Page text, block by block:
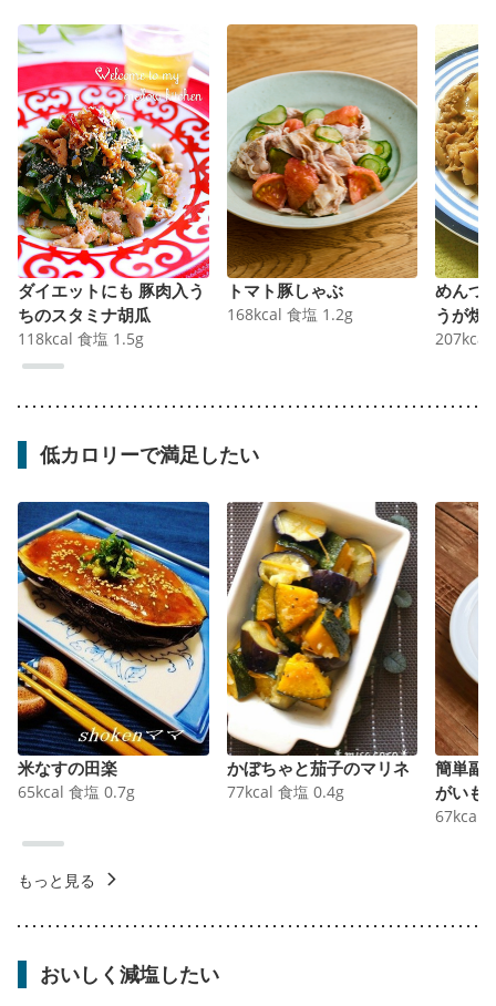
ダイエットにも 豚肉入う
ちのスタミナ胡瓜
118kcal 食塩 1.5g
トマト豚しゃぶ
168kcal 食塩 1.2g
めんつ
うが焼
207kcal
低カロリーで満足したい
米なすの田楽
65kcal 食塩 0.7g
かぼちゃと茄子のマリネ
77kcal 食塩 0.4g
簡単副
がいも
67kcal
もっと見る
おいしく減塩したい